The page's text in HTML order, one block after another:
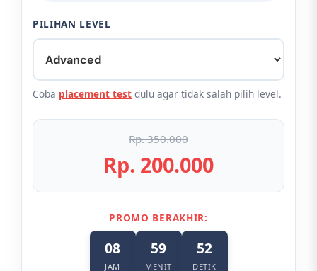
PILIHAN LEVEL
Coba placement test dulu agar tidak salah pilih level.
Rp. 350.000
Rp. 200.000
PROMO BERAKHIR:
08
JAM
59
MENIT
52
DETIK